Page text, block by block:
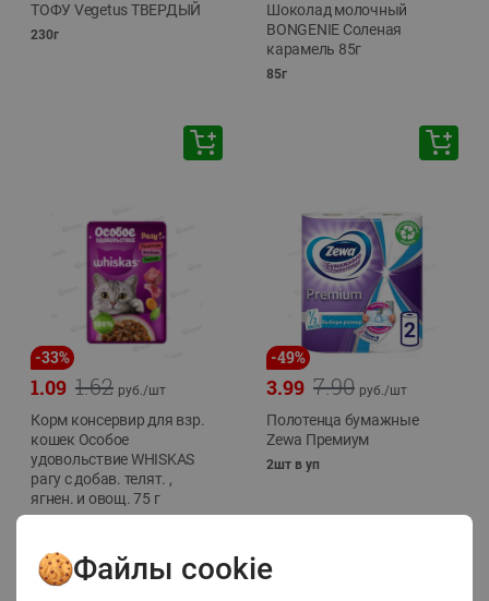
ТОФУ Vegetus ТВЕРДЫЙ
230г
Шоколад молочный
BONGENIE Соленая
карамель 85г
85г
-33%
1.62
1.09 руб./шт
Корм консервир для взр.
кошек Особое
удовольствие WHISKAS
рагу с добав. телят. ,
ягнен. и овощ. 75 г
-49%
7.90
3.99 руб./шт
Полотенца бумажные
Zewa Премиум
2шт в уп
Файлы cookie